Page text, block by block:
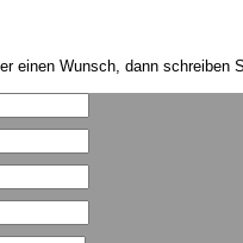
einen Wunsch, dann schreiben